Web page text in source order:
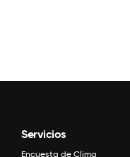
Servicios
Encuesta de Clima